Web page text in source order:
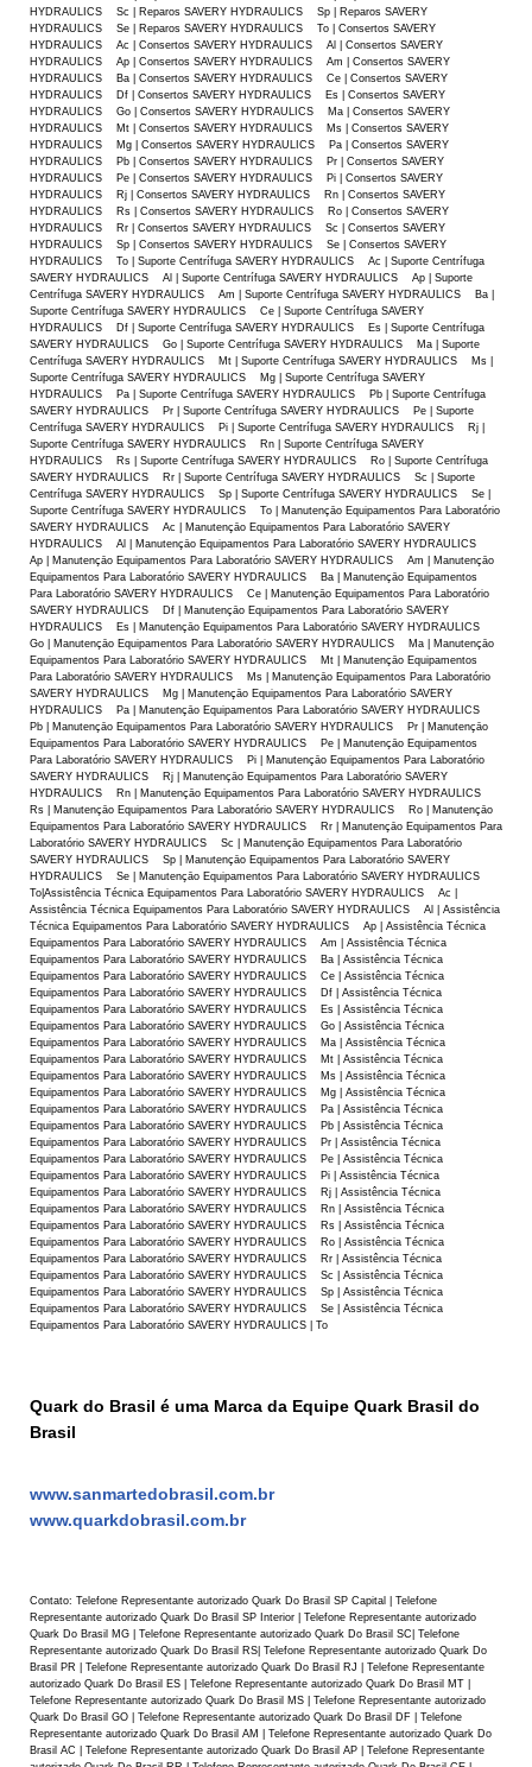
Quark do Brasil é uma Marca da Equipe Quark Brasil do
Brasil
www.sanmartedobrasil.com.br
www.quarkdobrasil.com.br
Contato: Telefone Representante autorizado Quark Do Brasil SP Capital | Telefone
Representante autorizado Quark Do Brasil SP Interior | Telefone Representante autorizado
Quark Do Brasil MG | Telefone Representante autorizado Quark Do Brasil SC| Telefone
Representante autorizado Quark Do Brasil RS| Telefone Representante autorizado Quark Do
Brasil PR | Telefone Representante autorizado Quark Do Brasil RJ | Telefone Representante
autorizado Quark Do Brasil ES | Telefone Representante autorizado Quark Do Brasil MT |
Telefone Representante autorizado Quark Do Brasil MS | Telefone Representante autorizado
Quark Do Brasil GO | Telefone Representante autorizado Quark Do Brasil DF | Telefone
Representante autorizado Quark Do Brasil AM | Telefone Representante autorizado Quark Do
Brasil AC | Telefone Representante autorizado Quark Do Brasil AP | Telefone Representante